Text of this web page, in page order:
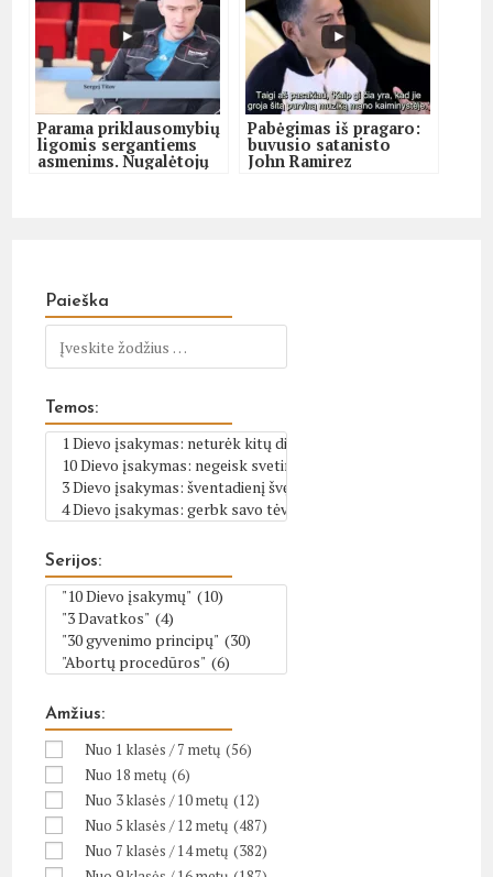
Parama priklausomybių
ligomis sergantiems
asmenims. Nugalėtojų
Pabėgimas iš pragaro:
buvusio satanisto
John Ramirez
Paieška
Temos:
Serijos:
Amžius:
Nuo 1 klasės / 7 metų (56)
Nuo 18 metų (6)
Nuo 3 klasės / 10 metų (12)
Nuo 5 klasės / 12 metų (487)
Nuo 7 klasės / 14 metų (382)